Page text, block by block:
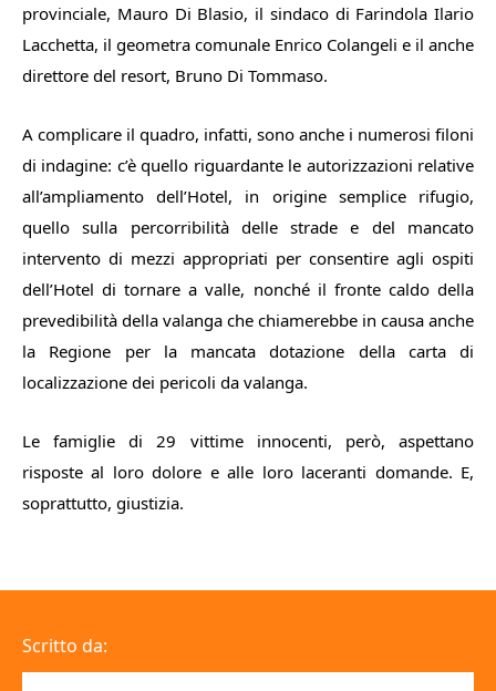
provinciale, Mauro Di Blasio, il sindaco di Farindola Ilario
Lacchetta, il geometra comunale Enrico Colangeli e il anche
direttore del resort, Bruno Di Tommaso.
A complicare il quadro, infatti, sono anche i numerosi filoni
di indagine: c’è quello riguardante le autorizzazioni relative
all’ampliamento dell’Hotel, in origine semplice rifugio,
quello sulla percorribilità delle strade e del mancato
intervento di mezzi appropriati per consentire agli ospiti
dell’Hotel di tornare a valle, nonché il fronte caldo della
prevedibilità della valanga che chiamerebbe in causa anche
la Regione per la mancata dotazione della carta di
localizzazione dei pericoli da valanga.
Le famiglie di 29 vittime innocenti, però, aspettano
risposte al loro dolore e alle loro laceranti domande. E,
soprattutto, giustizia.
Scritto da: